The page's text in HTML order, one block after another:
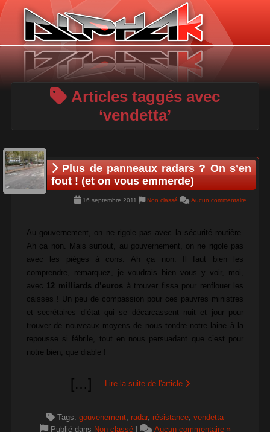
Articles taggés avec
‘vendetta’
Plus de panneaux radars ? On s’en
fout ! (et on vous emmerde)
16 septembre 2011 Non classé Aucun commentaire
Au gouvernement, on ne rigole pas avec la sécurité routière.
Ah ça non. Mais surtout, au gouvernement, on ne rigole pas
avec les pièges à cons. Ah ça non. Il faut bien les
comprendre, remarquez, je voudrais bien vous y voir, moi,
avec 12 milliards d’euros à trouver fissa pour renflouer les
caisses ! Un peu de compassion pour ces pauvres ministres
et secrétaires d’état qui se décarcassent nuit et jour pour
trouver de nouveaux moyens de nous tondre notre laine à la
repousse si fébrile, tout en nous persuadant que c’est pour
notre bien, que diable !
[…] Lire la suite de l'article
Tags: gouvenement, radar, résistance, vendetta
Publié dans Non classé| Aucun commentaire »
Panneau de gestion des cookies